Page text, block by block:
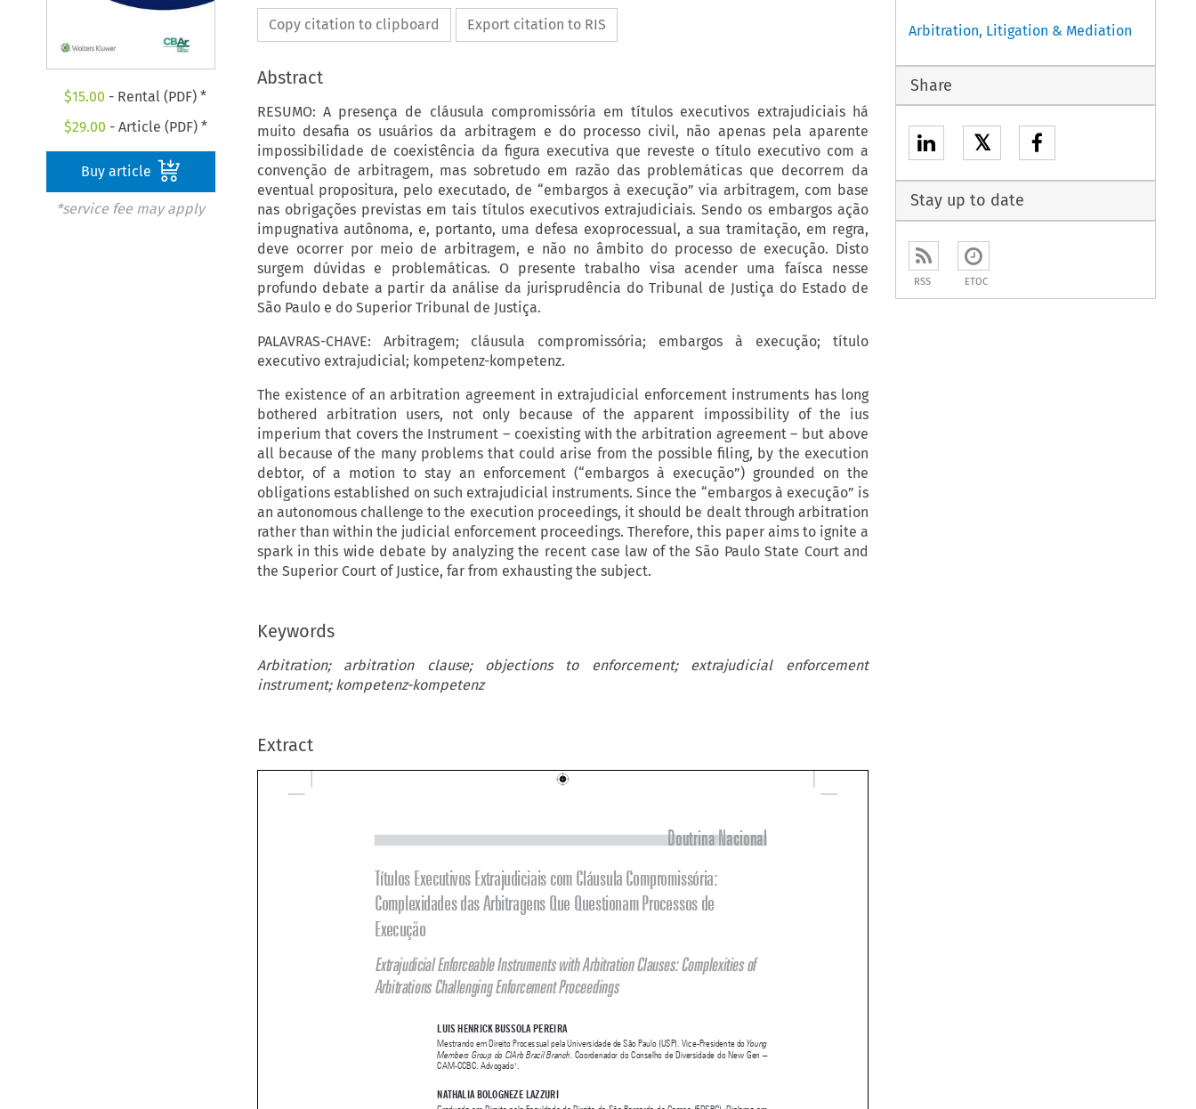
$15.00 - Rental (PDF) *
$29.00 - Article (PDF) *
Buy article
*service fee may apply
Copy citation to clipboard Export citation to RIS
Abstract
RESUMO: A presença de cláusula compromissória em títulos executivos extrajudiciais há
muito desafia os usuários da arbitragem e do processo civil, não apenas pela aparente
impossibilidade de coexistência da figura executiva que reveste o título executivo com a
convenção de arbitragem, mas sobretudo em razão das problemáticas que decorrem da
eventual propositura, pelo executado, de “embargos à execução” via arbitragem, com base
nas obrigações previstas em tais títulos executivos extrajudiciais. Sendo os embargos ação
impugnativa autônoma, e, portanto, uma defesa exoprocessual, a sua tramitação, em regra,
deve ocorrer por meio de arbitragem, e não no âmbito do processo de execução. Disto
surgem dúvidas e problemáticas. O presente trabalho visa acender uma faísca nesse
profundo debate a partir da análise da jurisprudência do Tribunal de Justiça do Estado de
São Paulo e do Superior Tribunal de Justiça.
PALAVRAS-CHAVE: Arbitragem; cláusula compromissória; embargos à execução; título
executivo extrajudicial; kompetenz-kompetenz.
The existence of an arbitration agreement in extrajudicial enforcement instruments has long
bothered arbitration users, not only because of the apparent impossibility of the ius
imperium that covers the Instrument – coexisting with the arbitration agreement – but above
all because of the many problems that could arise from the possible filing, by the execution
debtor, of a motion to stay an enforcement (“embargos à execução”) grounded on the
obligations established on such extrajudicial instruments. Since the “embargos à execução” is
an autonomous challenge to the execution proceedings, it should be dealt through arbitration
rather than within the judicial enforcement proceedings. Therefore, this paper aims to ignite a
spark in this wide debate by analyzing the recent case law of the São Paulo State Court and
the Superior Court of Justice, far from exhausting the subject.
Keywords
Arbitration; arbitration clause; objections to enforcement; extrajudicial enforcement
instrument; kompetenz-kompetenz
Extract







 
 


Doutrina Nacional
Títulos Executivos Extrajudiciais com Cláusula Compromissória:
Complexidades das Arbitragens Que Questionam Processos de
Execução
Arbitrations Challenging Enforcement Proceedings
LUIS HENRICK BUSSOLA PEREIRA
Mestrando em Direito Processual pela Universidade de São Paulo (USP). Vice-Presidente do
Arbitration, Litigation & Mediation
Share
𝕏
Stay up to date
RSS ETOC